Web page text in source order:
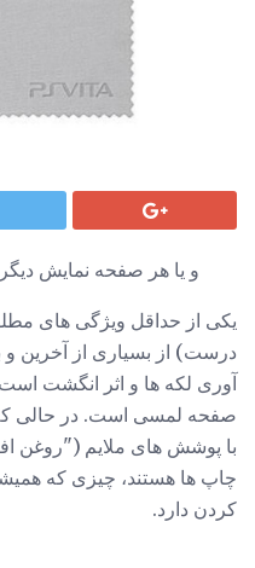
و یا هر صفحه نمایش
یکی از حداقل ویژگی های
درست) از بسیاری از آخرین و
آوری لکه ها و اثر انگشت
صفحه لمسی است. در حالی
با پوشش های ملایم ("روغن
چاپ ها هستند، چیزی که
کردن دارد.